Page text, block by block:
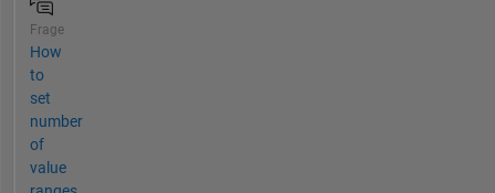
Frage
How
to
set
number
of
value